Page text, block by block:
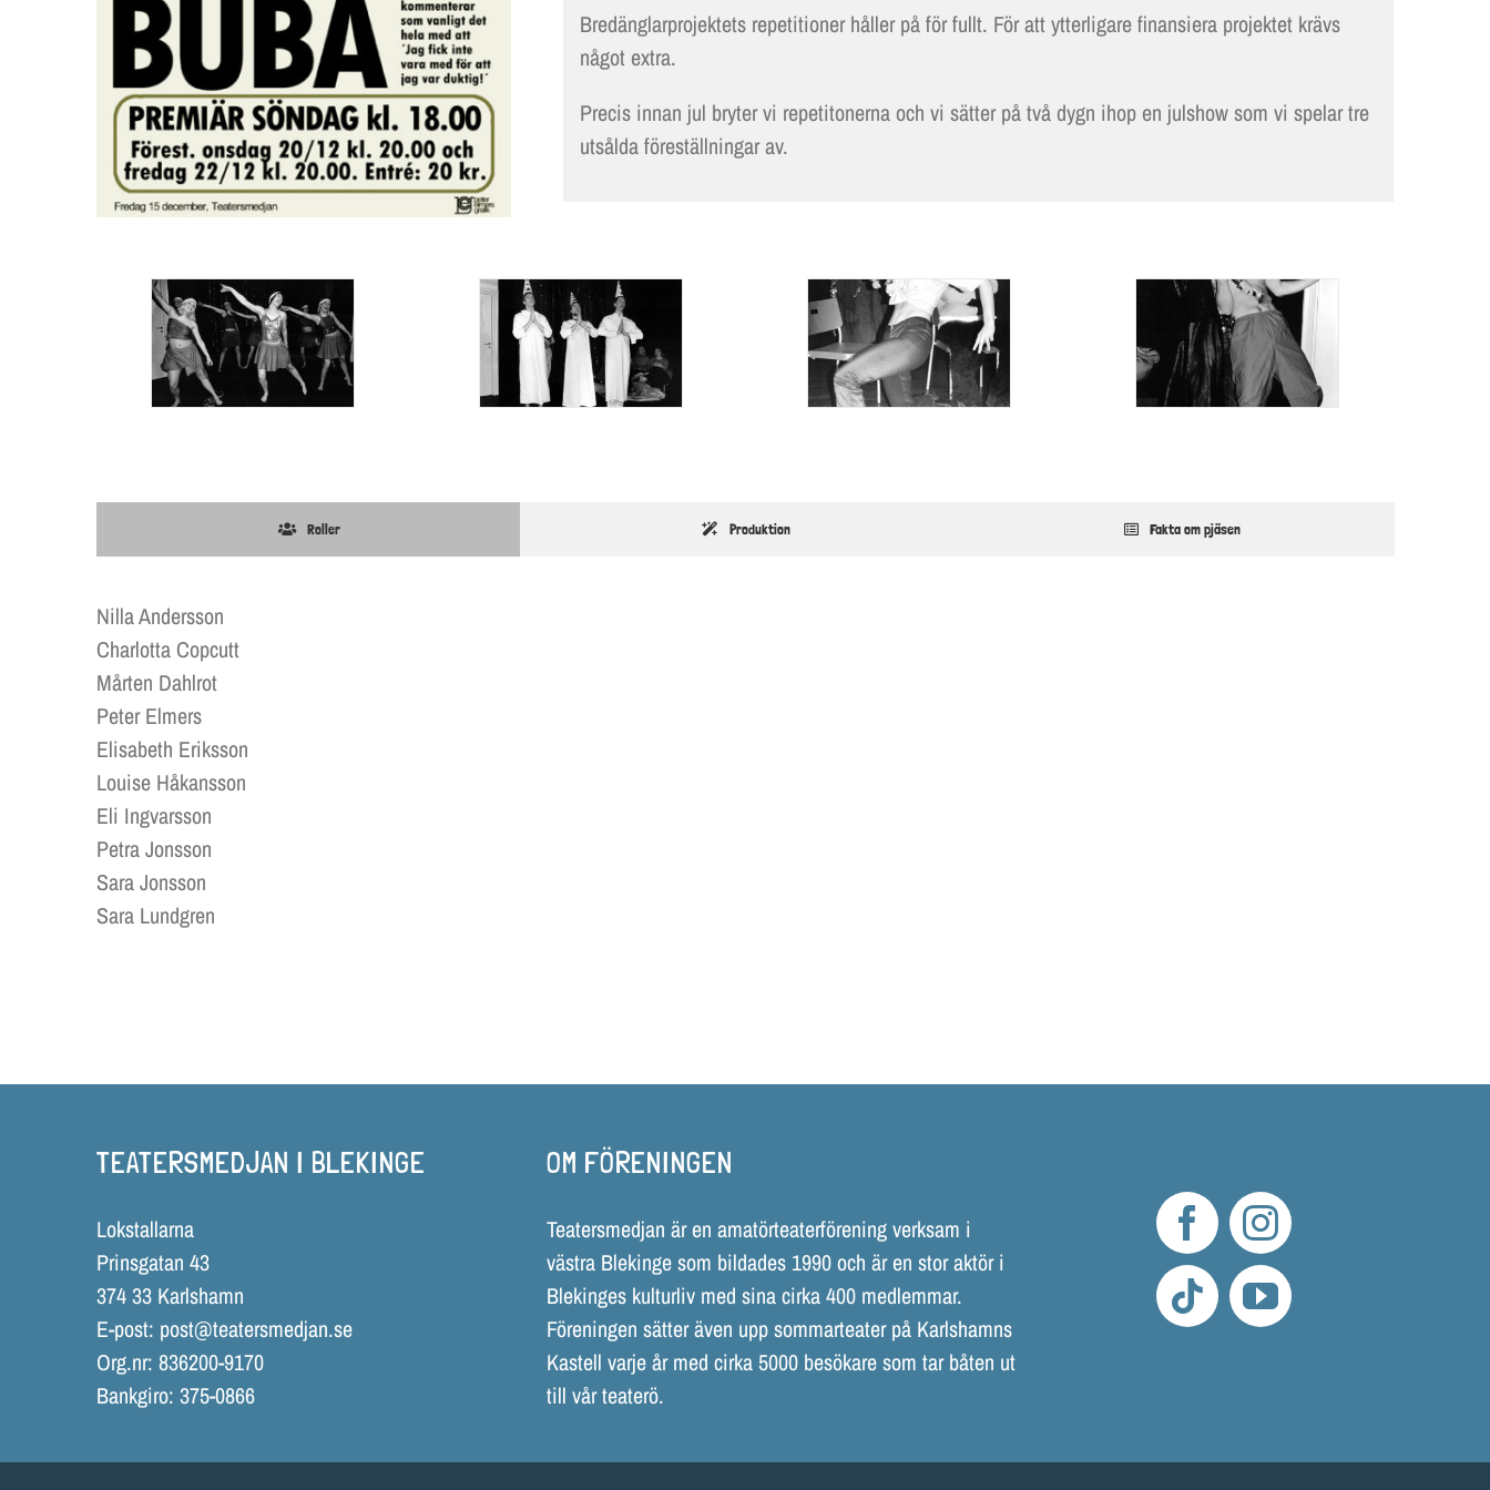
LOKALER OCH KOSTYM
DOKUMENT
Bredänglarprojektets repetitioner håller på för fullt. För att ytterligare finansiera projektet krävs
något extra.
Precis innan jul bryter vi repetitonerna och vi sätter på två dygn ihop en julshow som vi spelar tre
utsålda föreställningar av.
Roller Produktion Fakta om pjäsen
Nilla Andersson
Charlotta Copcutt
Mårten Dahlrot
Peter Elmers
Elisabeth Eriksson
Louise Håkansson
Eli Ingvarsson
Petra Jonsson
Sara Jonsson
Sara Lundgren
TEATERSMEDJAN I BLEKINGE
Lokstallarna
Prinsgatan 43
374 33 Karlshamn
E-post: post@teatersmedjan.se
Org.nr: 836200-9170
Bankgiro: 375-0866
OM FÖRENINGEN
Teatersmedjan är en amatörteaterförening verksam i
västra Blekinge som bildades 1990 och är en stor aktör i
Blekinges kulturliv med sina cirka 400 medlemmar.
Föreningen sätter även upp sommarteater på Karlshamns
Kastell varje år med cirka 5000 besökare som tar båten ut
till vår teaterö.